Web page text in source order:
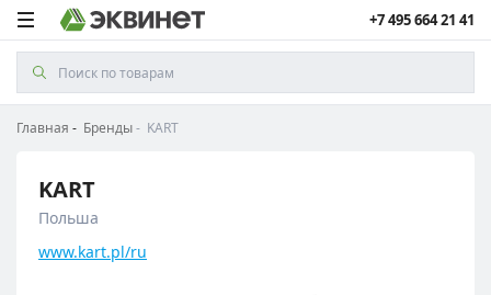
+7 495 664 21 41
Главная Бренды KART
KART
Польша
www.kart.pl/ru